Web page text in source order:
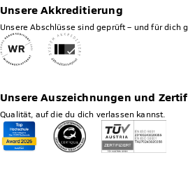
Unsere Akkreditierung
Unsere Abschlüsse sind geprüft – und für dich
Unsere Auszeichnungen und
Qualität, auf die du dich verlassen kannst.